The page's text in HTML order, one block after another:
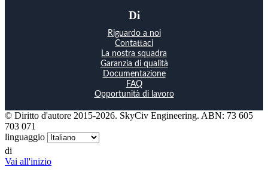
Di
Riguardo a noi
Contattaci
La nostra squadra
Garanzia di qualità
Documentazione
FAQ
Opportunità di lavoro
© Diritto d'autore 2015-2026. SkyCiv Engineering. ABN: 73 605
703 071
linguaggio
di
Vai all'inizio